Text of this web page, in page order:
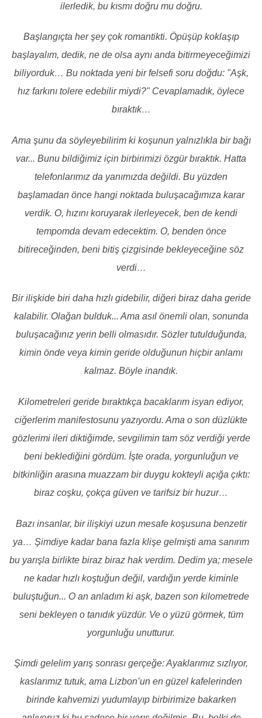
ilerledik, bu kısmı doğru mu doğru.
Başlangıçta her şey çok romantikti. Öpüşüp koklaşıp
başlayalım, dedik, ne de olsa aynı anda bitirmeyeceğimizi
biliyorduk… Bu noktada yeni bir felsefi soru doğdu: "Aşk,
hız farkını tolere edebilir miydi?" Cevaplamadık, öylece
bıraktık…
Ama şunu da söyleyebilirim ki koşunun yalnızlıkla bir bağı
var... Bunu bildiğimiz için birbirimizi özgür bıraktık. Hatta
telefonlarımız da yanımızda değildi. Bu yüzden
başlamadan önce hangi noktada buluşacağımıza karar
verdik. O, hızını koruyarak ilerleyecek, ben de kendi
tempomda devam edecektim. O, benden önce
bitireceğinden, beni bitiş çizgisinde bekleyeceğine söz
verdi…
Bir ilişkide biri daha hızlı gidebilir, diğeri biraz daha geride
kalabilir. Olağan bulduk... Ama asıl önemli olan, sonunda
buluşacağınız yerin belli olmasıdır. Sözler tutulduğunda,
kimin önde veya kimin geride olduğunun hiçbir anlamı
kalmaz. Böyle inandık.
Kilometreleri geride bıraktıkça bacaklarım isyan ediyor,
ciğerlerim manifestosunu yazıyordu. Ama o son düzlükte
gözlerimi ileri diktiğimde, sevgilimin tam söz verdiği yerde
beni beklediğini gördüm. İşte orada, yorgunluğun ve
bitkinliğin arasına muazzam bir duygu kokteyli açığa çıktı:
biraz coşku, çokça güven ve tarifsiz bir huzur…
Bazı insanlar, bir ilişkiyi uzun mesafe koşusuna benzetir
ya… Şimdiye kadar bana fazla klişe gelmişti ama sanırım
bu yarışla birlikte biraz biraz hak verdim. Dedim ya; mesele
ne kadar hızlı koştuğun değil, vardığın yerde kiminle
buluştuğun... O an anladım ki aşk, bazen son kilometrede
seni bekleyen o tanıdık yüzdür. Ve o yüzü görmek, tüm
yorgunluğu unutturur.
Şimdi gelelim yarış sonrası gerçeğe: Ayaklarımız sızlıyor,
kaslarımız tutuk, ama Lizbon’un en güzel kafelerinden
birinde kahvemizi yudumlayıp birbirimize bakarken